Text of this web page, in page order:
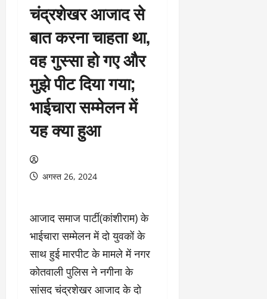
चंद्रशेखर आजाद से
बात करना चाहता था,
वह गुस्सा हो गए और
मुझे पीट दिया गया;
भाईचारा सम्मेलन में
यह क्या हुआ
अगस्त 26, 2024
आजाद समाज पार्टी(कांशीराम) के
भाईचारा सम्मेलन में दो युवकों के
साथ हुई मारपीट के मामले में नगर
कोतवाली पुलिस ने नगीना के
सांसद चंद्रशेखर आजाद के दो